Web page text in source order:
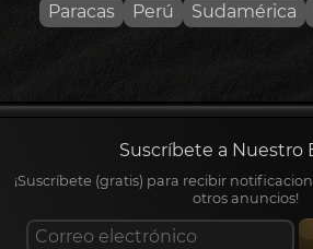
Paracas
Perú Sudamérica
Suscríbete a Nuestro
¡Suscríbete (gratis) para recibir
otros anuncios!